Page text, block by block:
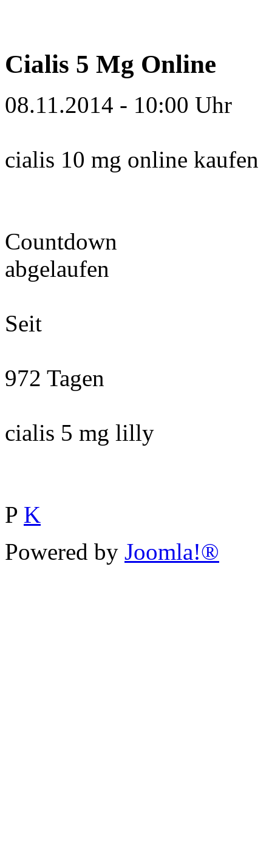
Cialis 5 Mg Online
08.11.2014 - 10:00 Uhr
cialis 10 mg online kaufen
Countdown
abgelaufen
Seit
972 Tagen
cialis 5 mg lilly
P K
Powered by Joomla!®